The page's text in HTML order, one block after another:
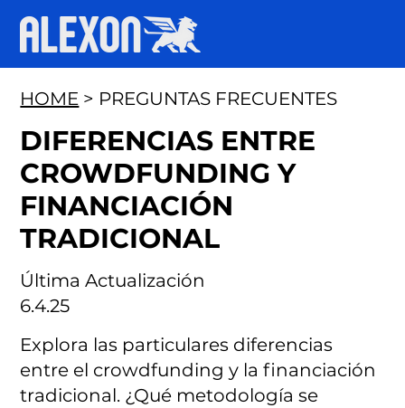
Última Actualización
6.4.25
HOME > PREGUNTAS FRECUENTES
DIFERENCIAS ENTRE
CROWDFUNDING Y
FINANCIACIÓN
TRADICIONAL
Explora las particulares diferencias
entre el crowdfunding y la financiación
tradicional. ¿Qué metodología se